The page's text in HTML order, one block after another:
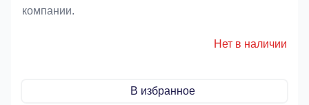
компании.
Нет в наличии
В избранное